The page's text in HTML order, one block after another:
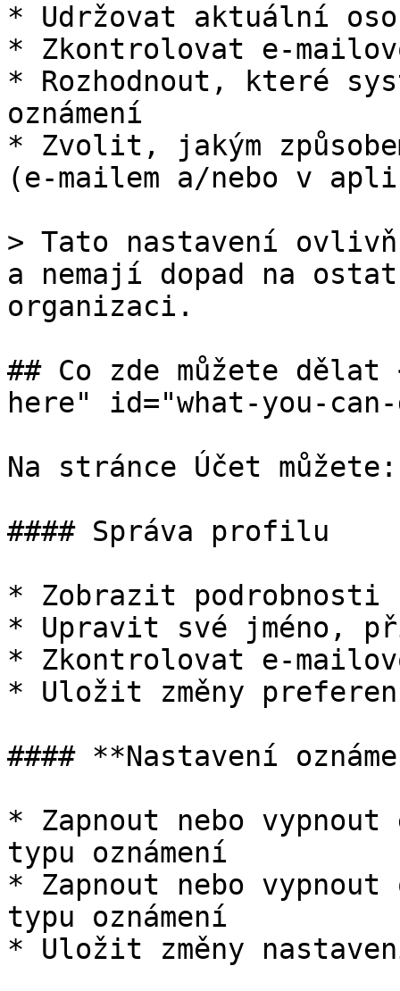
* Udržovat aktuální
* Zkontrolovat e-
* Rozhodnout, které
oznámení
* Zvolit, jakým
(e-mailem a/nebo v
> Tato nastavení
a nemají dopad na
organizaci.
## Co zde můžete dělat
here" id="what-you-
Na stránce Účet můžete:
#### Správa profilu
* Zobrazit podrobnosti
* Upravit své jméno,
* Zkontrolovat e-
* Uložit změny
#### **Nastavení
* Zapnout nebo vypnout
typu oznámení
* Zapnout nebo
typu oznámení
* Uložit změny